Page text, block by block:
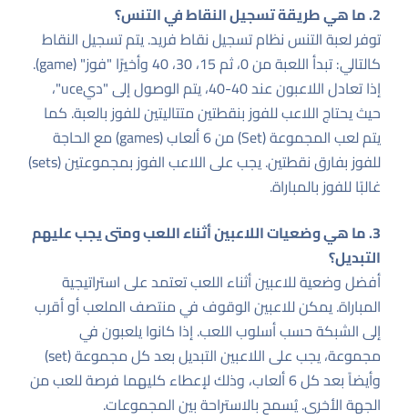
2. ما هي طريقة تسجيل النقاط في التنس؟
توفر لعبة التنس نظام تسجيل نقاط فريد. يتم تسجيل النقاط
كالتالي: تبدأ اللعبة من 0، ثم 15، 30، 40 وأخيرًا "فوز" (game).
إذا تعادل اللاعبون عند 40-40، يتم الوصول إلى "ديuce"،
حيث يحتاج اللاعب للفوز بنقطتين متتاليتين للفوز بالعبة. كما
يتم لعب المجموعة (Set) من 6 ألعاب (games) مع الحاجة
للفوز بفارق نقطتين. يجب على اللاعب الفوز بمجموعتين (sets)
غالبًا للفوز بالمباراة.
3. ما هي وضعيات اللاعبين أثناء اللعب ومتى يجب عليهم
التبديل؟
أفضل وضعية للاعبين أثناء اللعب تعتمد على استراتيجية
المباراة. يمكن للاعبين الوقوف في منتصف الملعب أو أقرب
إلى الشبكة حسب أسلوب اللعب. إذا كانوا يلعبون في
مجموعة، يجب على اللاعبين التبديل بعد كل مجموعة (set)
وأيضاً بعد كل 6 ألعاب، وذلك لإعطاء كليهما فرصة للعب من
الجهة الأخرى. يُسمح بالاستراحة بين المجموعات.